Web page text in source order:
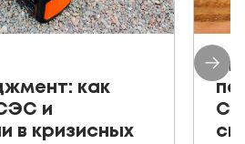
как
и
в кризисных